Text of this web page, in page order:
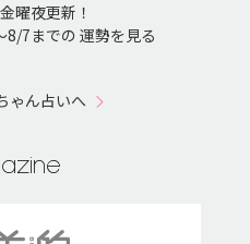
曜夜更新！
8/7までの 運勢を見る
ゃん占いへ